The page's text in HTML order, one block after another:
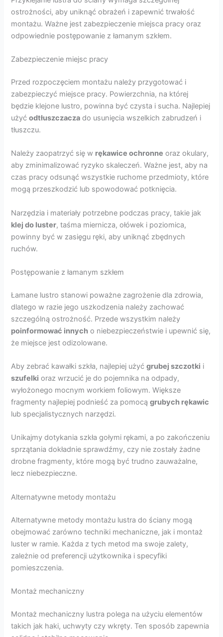
ostrożności, aby uniknąć obrażeń i zapewnić trwałość
montażu. Ważne jest zabezpieczenie miejsca pracy oraz
odpowiednie postępowanie z łamanym szkłem.
Zabezpieczenie miejsc pracy
Przed rozpoczęciem montażu należy przygotować i
zabezpieczyć miejsce pracy. Powierzchnia, na której
będzie klejone lustro, powinna być czysta i sucha. Najlepiej
użyćodtłuszczacza do usunięcia wszelkich zabrudzeń i
tłuszczu.
Należy zaopatrzyć się w rękawice ochronne oraz okulary,
aby zminimalizować ryzyko skaleczeń. Ważne jest, aby na
czas pracy odsunąć wszystkie ruchome przedmioty, które
mogą przeszkodzić lub spowodować potknięcia.
Narzędzia i materiały potrzebne podczas pracy, takie jak
klej do luster, taśma miernicza, ołówek i poziomica,
powinny być w zasięgu ręki, aby uniknąć zbędnych
ruchów.
Postępowanie z łamanym szkłem
Łamane lustro stanowi poważne zagrożenie dla zdrowia,
dlatego w razie jego uszkodzenia należy zachować
szczególną ostrożność. Przede wszystkim należy
poinformować innych o niebezpieczeństwie i upewnić się,
że miejsce jest odizolowane.
Aby zebrać kawałki szkła, najlepiej użyćgrubej szczotki i
szufelki oraz wrzucić je do pojemnika na odpady,
wyłożonego mocnym workiem foliowym. Większe
fragmenty najlepiej podnieść za pomocągrubych rękawic
lub specjalistycznych narzędzi.
Unikajmy dotykania szkła gołymi rękami, a po zakończeniu
sprzątania dokładnie sprawdźmy, czy nie zostały żadne
drobne fragmenty, które mogą być trudno zauważalne,
lecz niebezpieczne.
Alternatywne metody montażu
Alternatywne metody montażu lustra do ściany mogą
obejmować zarówno techniki mechaniczne, jak i montaż
luster w ramie. Każda z tych metod ma swoje zalety,
zależnie od preferencji użytkownika i specyfiki
pomieszczenia.
Montaż mechaniczny
Montaż mechaniczny lustra polega na użyciu elementów
takich jak haki, uchwyty czy wkręty. Ten sposób zapewnia